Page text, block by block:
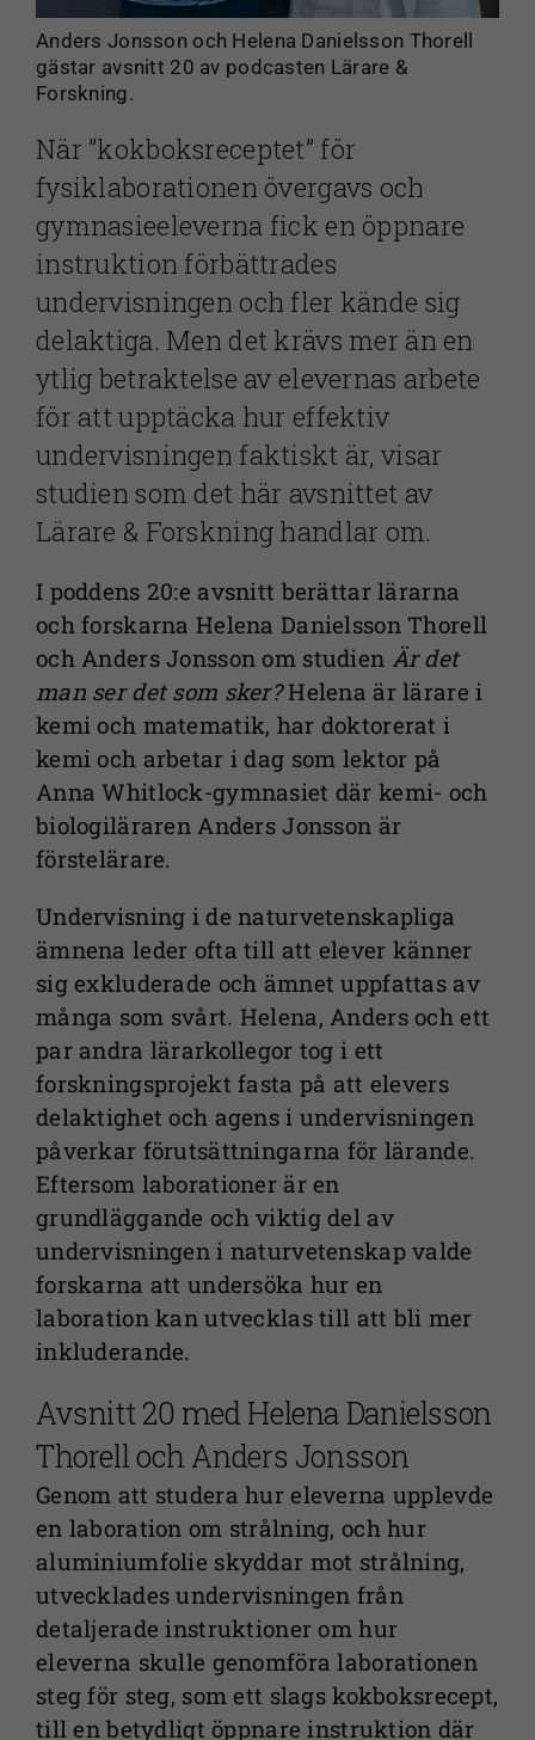
Anders Jonsson och Helena Danielsson Thorell
gästar avsnitt 20 av podcasten Lärare &
Forskning.
När ”kokboksreceptet” för
fysiklaborationen övergavs och
gymnasieeleverna fick en öppnare
instruktion förbättrades
undervisningen och fler kände sig
delaktiga. Men det krävs mer än en
ytlig betraktelse av elevernas arbete
för att upptäcka hur effektiv
undervisningen faktiskt är, visar
studien som det här avsnittet av
Lärare & Forskning handlar om.
I poddens 20:e avsnitt berättar lärarna
och forskarna Helena Danielsson Thorell
och Anders Jonsson om studien Är det
man ser det som sker?Helena är lärare i
kemi och matematik, har doktorerat i
kemi och arbetar i dag som lektor på
Anna Whitlock-gymnasiet där kemi- och
biologiläraren Anders Jonsson är
förstelärare.
Undervisning i de naturvetenskapliga
ämnena leder ofta till att elever känner
sig exkluderade och ämnet uppfattas av
många som svårt. Helena, Anders och ett
par andra lärarkollegor tog i ett
forskningsprojekt fasta på att elevers
delaktighet och agens i undervisningen
påverkar förutsättningarna för lärande.
Eftersom laborationer är en
grundläggande och viktig del av
undervisningen i naturvetenskap valde
forskarna att undersöka hur en
laboration kan utvecklas till att bli mer
inkluderande.
Avsnitt 20 med Helena Danielsson
Thorell och Anders Jonsson
Genom att studera hur eleverna upplevde
en laboration om strålning, och hur
aluminiumfolie skyddar mot strålning,
utvecklades undervisningen från
detaljerade instruktioner om hur
eleverna skulle genomföra laborationen
steg för steg, som ett slags kokboksrecept,
till en betydligt öppnare instruktion där